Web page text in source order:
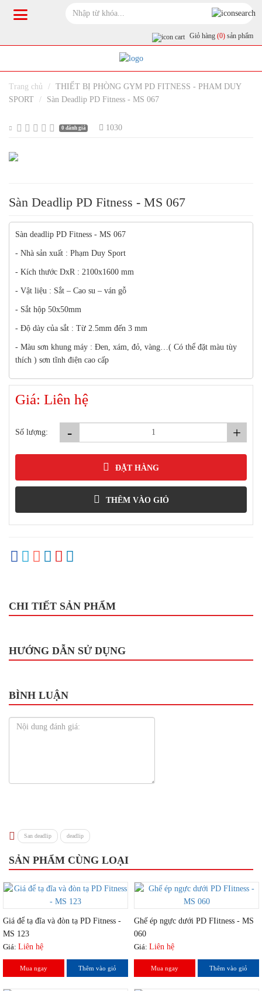
Giỏ hàng (0) sản phẩm
Trang chủ
THIẾT BỊ PHÒNG GYM PD FITNESS - PHAM DUY
SPORT
Sàn Deadlip PD Fitness - MS 067
0 đánh giá 1030
Sàn Deadlip PD Fitness - MS 067
Sàn deadlip PD Fitness - MS 067
- Nhà sản xuất : Phạm Duy Sport
- Kích thước DxR : 2100x1600 mm
- Vật liệu : Sắt – Cao su – ván gỗ
- Sắt hộp 50x50mm
- Độ dày của sắt : Từ 2.5mm đến 3 mm
- Màu sơn khung máy : Đen, xám, đỏ, vàng…( Có thể đặt màu tùy
thích ) sơn tĩnh điện cao cấp
Giá: Liên hệ
Số lượng: - +
ĐẶT HÀNG
THÊM VÀO GIỎ
CHI TIẾT SẢN PHẨM
HƯỚNG DẪN SỬ DỤNG
BÌNH LUẬN
San deadlip deadlip
SẢN PHẨM CÙNG LOẠI
Giá để tạ đĩa và đòn tạ PD Fitness -
MS 123
Giá: Liên hệ
Mua ngay Thêm vào giỏ
Ghế ép ngực dưới PD FIitness - MS
060
Giá: Liên hệ
Mua ngay Thêm vào giỏ